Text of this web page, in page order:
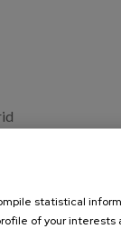
nacional
y
hacia un
statistical
of your interests